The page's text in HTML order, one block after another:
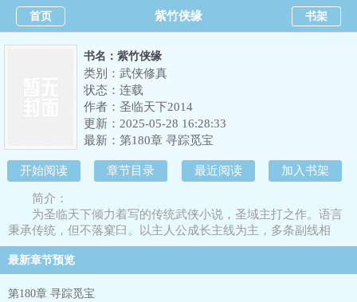
首页 紫竹侠缘 书架
书名：紫竹侠缘
类别：武侠修真
状态：连载
作者： 圣临天下2014
更新：2025-05-28 16:28:33
最新： 第180章 寻踪觅宝
开始阅读 章节目录 最近阅读 加入书架
简介：
为圣临天下倾力着写的传统武侠小说，圣域主打之作。语言
秉承传统，但不落窠臼。以主人公成长主线为主，多条副线相
辅，另辟蹊径地讲述了一代华山奇侠竹少青在江湖中磨炼成长的
传奇经历。故事不仅发生在中原，还会将读者带到西域南疆，沧
海雪山，美丽传神的环境更是为小说增添了浓郁的色彩，使得在
阅读之中多了不少乐趣，除了不知是否存在的剑谱，还有巨可敌
最新章节预览
第180章 寻踪觅宝